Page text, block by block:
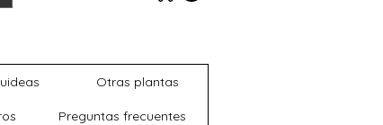
Otras plantas
Preguntas frecuentes